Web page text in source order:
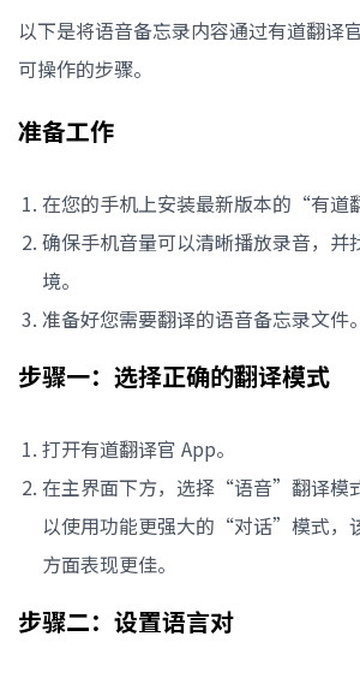
以下是将语音备忘录内容通过有道翻译
可操作的步骤。
准备工作
在您的手机上安装最新版本的“有道
确保手机音量可以清晰播放录音，并
境。
准备好您需要翻译的语音备忘录文件。
步骤一：选择正确的翻译模式
打开有道翻译官 App。
在主界面下方，选择“语音”翻译模
以使用功能更强大的“对话”模式，
方面表现更佳。
步骤二：设置语言对